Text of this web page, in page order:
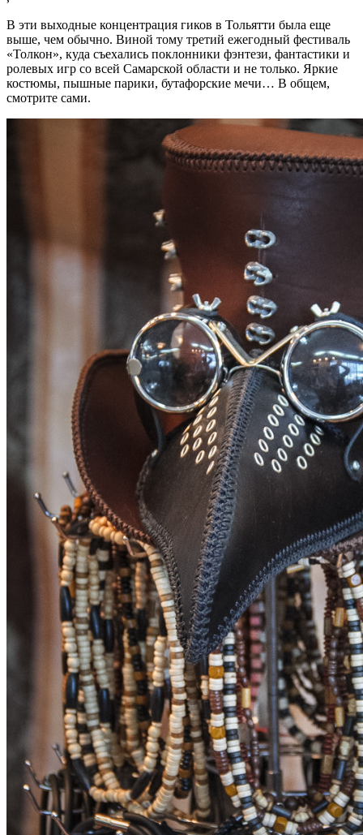
В эти выходные концентрация гиков в Тольятти была еще
выше, чем обычно. Виной тому третий ежегодный фестиваль
«Толкон», куда съехались поклонники фэнтези, фантастики и
ролевых игр со всей Самарской области и не только. Яркие
костюмы, пышные парики, бутафорские мечи… В общем,
смотрите сами.